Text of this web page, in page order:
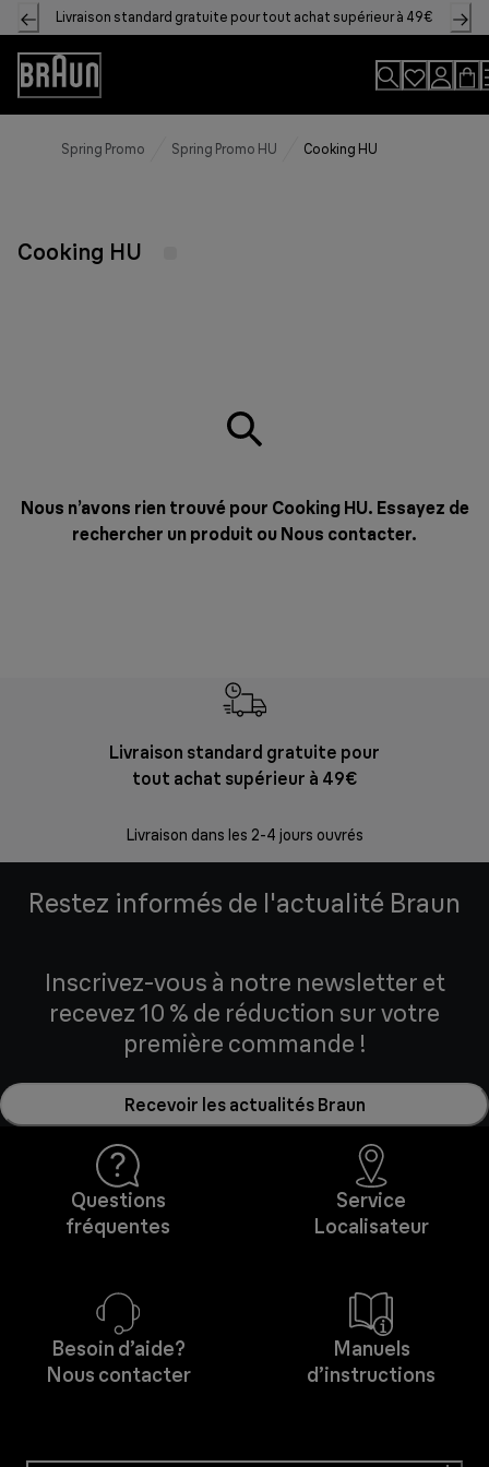
Skip
to
Content
Livraison standard gratuite pour tout achat supérieur à 49€
Accessibility
Statement
Spring Promo Spring Promo HU Cooking HU
Cooking HU
Nous n’avons rien trouvé pour Cooking HU. Essayez de
rechercher un produit ou Nous contacter.
Livraison standard gratuite pour
tout achat supérieur à 49€
Livraison dans les 2-4 jours ouvrés
Restez informés de l'actualité Braun
Inscrivez-vous à notre newsletter et
recevez 10 % de réduction sur votre
première commande !
Recevoir les actualités Braun
Questions
fréquentes
Service
Localisateur
Besoin d’aide?
Nous contacter
Manuels
d’instructions